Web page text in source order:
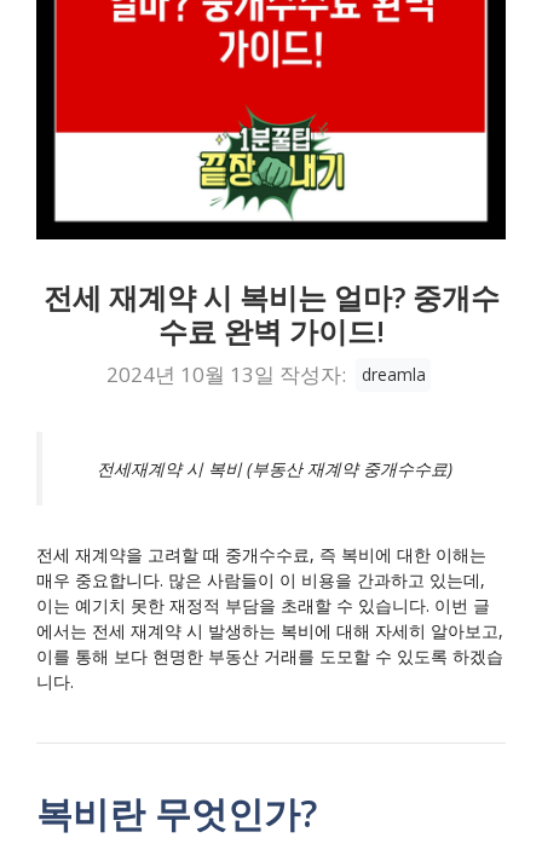
전세 재계약 시 복비는 얼마? 중개수
수료 완벽 가이드!
2024년 10월 13일 작성자: dreamla
전세재계약 시 복비 (부동산 재계약 중개수수료)
전세 재계약을 고려할 때 중개수수료, 즉 복비에 대한 이해는
매우 중요합니다. 많은 사람들이 이 비용을 간과하고 있는데,
이는 예기치 못한 재정적 부담을 초래할 수 있습니다. 이번 글
에서는 전세 재계약 시 발생하는 복비에 대해 자세히 알아보고,
이를 통해 보다 현명한 부동산 거래를 도모할 수 있도록 하겠습
니다.
복비란 무엇인가?